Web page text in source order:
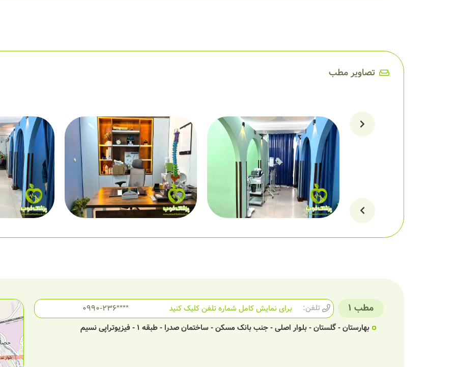
تصاویر مطب
مطب 1 تلفن: 0990-236****
برای نمایش کامل شماره تلفن کلیک کنید
بهارستان - گلستان - بلوار اصلی - جنب بانک مسکن - ساختمان صدرا - طبقه 1 - فیزیوتراپی نسیم